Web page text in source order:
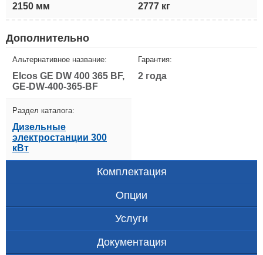
2150 мм 2777 кг
Дополнительно
Альтернативное название:
Elcos GE DW 400 365 BF,
GE-DW-400-365-BF
Гарантия:
2 года
Раздел каталога:
Дизельные
электростанции 300
кВт
Комплектация
Опции
Услуги
Документация